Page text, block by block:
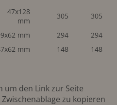
47x128
mm
305 305
mm 294
294
mm 148 148
um den Link zur Seite
zu kopieren